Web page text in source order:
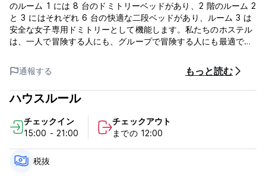
のルーム 1 には 8 台のドミトリーベッドがあり、2 階のルーム 2
と 3 にはそれぞれ 6 台の快適な二段ベッドがあり、ルーム 3 は
安全な女子専用ドミトリーとして機能します。私たちのホステル
は、一人で冒険する人にも、グループで冒険する人にも最適で
共用キッチン、ゲーム、Wi-Fi を備えた共用エリアは、活気のあ
る社交の拠点です。サーフィン愛好家のために、近くのビーチを
最大限に活用できるようにサーフボードのレンタルを提供してい
私たちの輝く宝石は、活気に満ちた裏庭のパティオです。雄大な
ヤシの木の柔らかなピンクの輝きの下に砂浜のバーが置かれてい
ます。ここは、笑い、物語を共有し、忘れられない夜を過ごすの
通報する もっと読む
ハウスルール
チェックイン
15:00 - 21:00
チェックアウト
までの 12:00
税抜